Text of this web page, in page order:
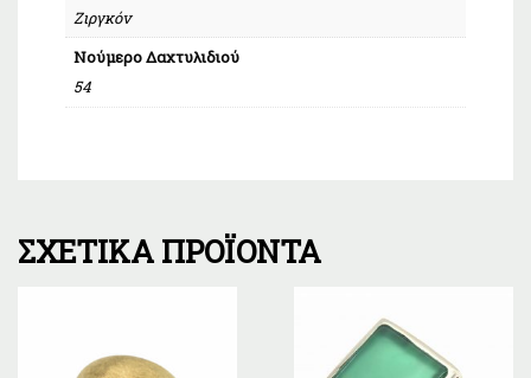
Ζιργκόν
Νούμερο Δαχτυλιδιού
54
ΣΧΕΤΙΚΆ ΠΡΟΪΌΝΤΑ